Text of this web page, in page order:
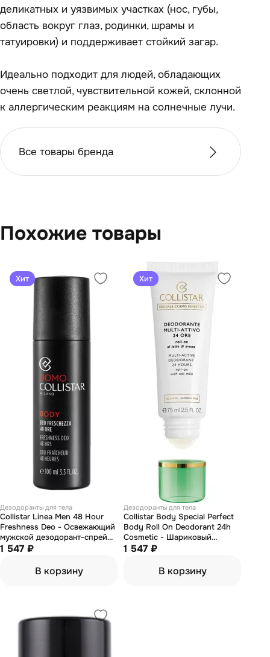
деликатных и уязвимых участках (нос, губы,
область вокруг глаз, родинки, шрамы и
татуировки) и поддерживает стойкий загар.
Идеально подходит для людей, обладающих
очень светлой, чувствительной кожей, склонной
к аллергическим реакциям на солнечные лучи.
Все товары бренда
Похожие товары
Хит
Дезодоранты для тела
Collistar Linea Men 48 Hour
Freshness Deo - Освежающий
мужской дезодорант-спрей
100 мл
1 547 ₽
В корзину
Хит
Дезодоранты для тела
Collistar Body Special Perfect
Body Roll On Deodorant 24h
Cosmetic - Шариковый
дезодорант с защитой 24 ч 75
1 547 ₽
В корзину